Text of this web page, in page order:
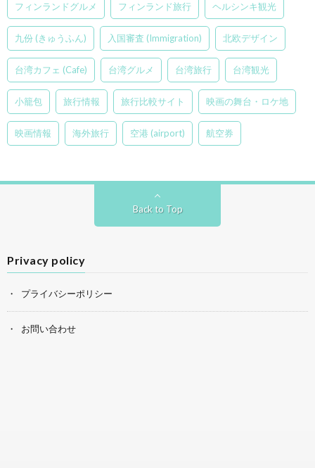
フィンランドグルメ フィンランド旅行 ヘルシンキ観光
九份 (きゅうふん) 入国審査 (Immigration) 北欧デザイン
台湾カフェ (Cafe) 台湾グルメ 台湾旅行 台湾観光
小籠包 旅行情報 旅行比較サイト 映画の舞台・ロケ地
映画情報 海外旅行 空港 (airport) 航空券
Back to Top
Privacy policy
プライバシーポリシー
お問い合わせ